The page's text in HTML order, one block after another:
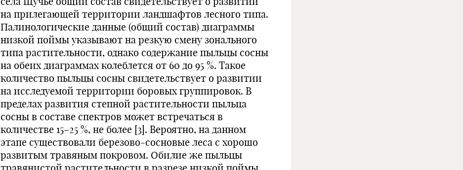
на прилегающей территории ландшафтов лесного типа.
Палинологические данные (общий состав) диаграммы
низкой поймы указывают на резкую смену зонального
типа растительности, однако содержание пыльцы сосны
на обеих диаграммах колеблется от 60 до 95 %. Такое
количество пыльцы сосны свидетельствует о развитии
на исследуемой территории боровых группировок. В
пределах развития степной растительности пыльца
сосны в составе спектров может встречаться в
количестве 15–25 %, не более [3]. Вероятно, на данном
этапе существовали березово-сосновые леса с хорошо
развитым травяным покровом. Обилие же пыльцы